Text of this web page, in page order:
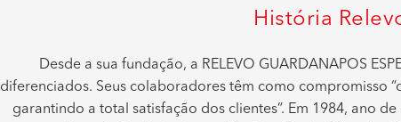
História
Desde a sua fundação, a RELEVO GUARDANAPOS
diferenciados. Seus colaboradores têm como compromisso
garantindo a total satisfação dos clientes”. Em 1984, ano